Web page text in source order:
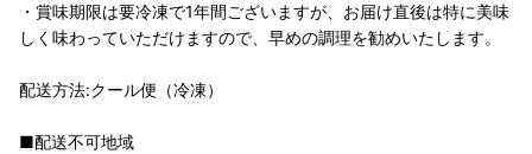
・賞味期限は要冷凍で1年間ございますが、お届け直後は特に美味
しく味わっていただけますので、早めの調理を勧めいたします。
配送方法:クール便（冷凍）
■配送不可地域